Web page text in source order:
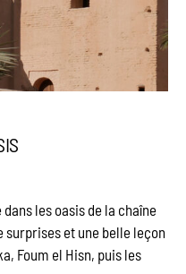
les oasis de la chaîne
surprises et une belle leçon
Foum el Hisn, puis les